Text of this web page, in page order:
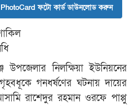
ফটো কার্ড ডাউনলোড করুন
উপজেলার নিলক্ষিয়া ইউনিয়নের
গনধর্ষণের ঘটনায় দায়ের
রাশেদুর রহমান ওরফে পাপ্পু